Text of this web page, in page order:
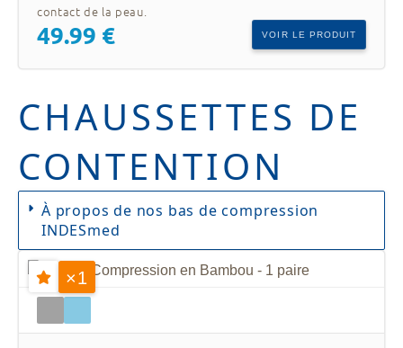
contact de la peau.
49.99 € VOIR LE PRODUIT
CHAUSSETTES DE
CONTENTION
À propos de nos bas de compression
INDESmed
Découvrez l’équilibre parfait entre confort et
technologie avec lesbas de compression
INDESmed
bas offrent une compression graduelle certifiée
×1